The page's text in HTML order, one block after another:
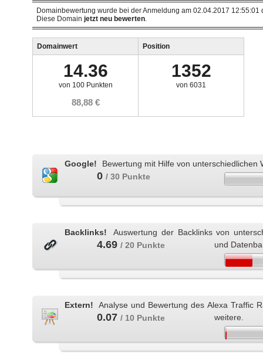
Domainbewertung wurde bei der Anmeldung am 02.04.2017 12:55:01
Diese Domain jetzt neu bewerten.
Domainwert Position
14.36
von 100 Punkten
88,88 €
1352
von 6031
Google! Bewertung mit Hilfe von unterschiedlichen
0 / 30 Punkte
Backlinks!
Auswertung der Backlinks von
und
4.69 / 20 Punkte
Extern!
Analyse und Bewertung des Alexa Traffic
weitere.
0.07 / 10 Punkte